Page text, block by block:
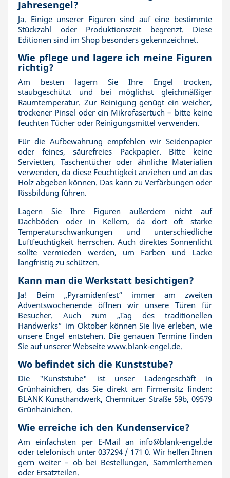
Jahresengel?
Ja. Einige unserer Figuren sind auf eine bestimmte
Stückzahl oder Produktionszeit begrenzt. Diese
Editionen sind im Shop besonders gekennzeichnet.
Wie pflege und lagere ich meine Figuren
richtig?
Am besten lagern Sie Ihre Engel trocken,
staubgeschützt und bei möglichst gleichmäßiger
Raumtemperatur. Zur Reinigung genügt ein weicher,
trockener Pinsel oder ein Mikrofasertuch – bitte keine
feuchten Tücher oder Reinigungsmittel verwenden.
Für die Aufbewahrung empfehlen wir Seidenpapier
oder feines, säurefreies Packpapier. Bitte keine
Servietten, Taschentücher oder ähnliche Materialien
verwenden, da diese Feuchtigkeit anziehen und an das
Holz abgeben können. Das kann zu Verfärbungen oder
Rissbildung führen.
Lagern Sie Ihre Figuren außerdem nicht auf
Dachböden oder in Kellern, da dort oft starke
Temperaturschwankungen und unterschiedliche
Luftfeuchtigkeit herrschen. Auch direktes Sonnenlicht
sollte vermieden werden, um Farben und Lacke
langfristig zu schützen.
Kann man die Werkstatt besichtigen?
Ja! Beim „Pyramidenfest“ immer am zweiten
Adventswochenende öffnen wir unsere Türen für
Besucher. Auch zum „Tag des traditionellen
Handwerks“ im Oktober können Sie live erleben, wie
unsere Engel entstehen. Die genauen Termine finden
Sie auf unserer Webseite www.blank-engel.de.
Wo befindet sich die Kunststube?
Die "Kunststube" ist unser Ladengeschäft in
Grünhainichen, das Sie direkt am Firmensitz finden:
BLANK Kunsthandwerk, Chemnitzer Straße 59b, 09579
Grünhainichen.
Wie erreiche ich den Kundenservice?
Am einfachsten per E-Mail an info@blank-engel.de
oder telefonisch unter 037294 / 171 0. Wir helfen Ihnen
gern weiter – ob bei Bestellungen, Sammlerthemen
oder Ersatzteilen.